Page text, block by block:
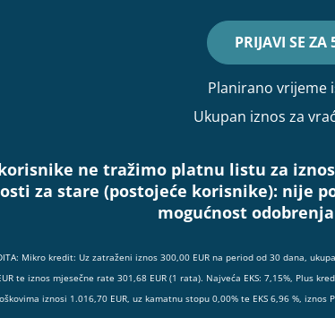
PRIJAVI SE ZA
Planirano vrijeme
Ukupan iznos za
ne tražimo platnu listu za
za stare (postojeće korisnike): nije
mogućnost
Mikro kredit: Uz zatraženi iznos 300,00 EUR na period od 30 dana,
te iznos mjesečne rate 301,68 EUR (1 rata). Najveća EKS: 7,15%, Plus
iznosi 1.016,70 EUR, uz kamatnu stopu 0,00% te EKS 6,96 %,